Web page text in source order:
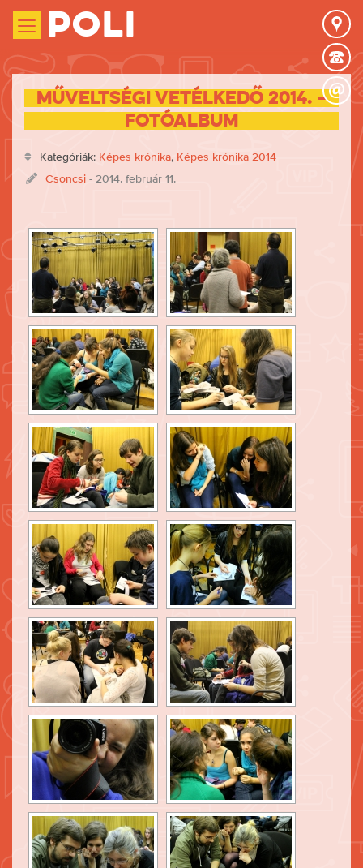
Poli
Műveltségi vetélkedő 2014. –
fotóalbum
Kategóriák: Képes krónika, Képes krónika 2014
Csoncsi - 2014. február 11.